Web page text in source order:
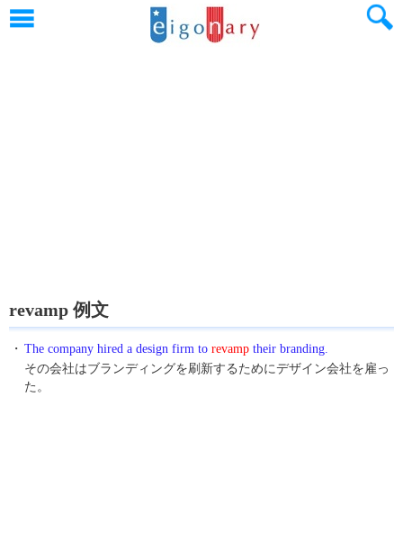
revamp 例文
・ The company hired a design firm to revamp their branding.
その会社はブランディングを刷新するためにデザイン会社を雇っ
た。